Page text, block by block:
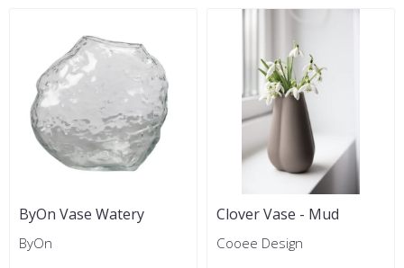
ByOn Vase Watery
ByOn
Clover Vase - Mud
Cooee Design